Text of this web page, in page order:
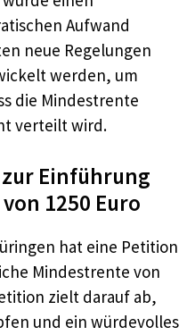
Aufwand
neue Regelungen
werden, um
die Mindestrente
verteilt wird.
Einführung
1250 Euro
hat eine Petition
Mindestrente von
zielt darauf ab,
und ein würdevolles